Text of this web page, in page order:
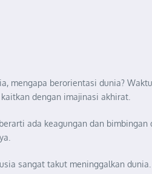
mengapa berorientasi dunia?
dengan imajinasi akhirat.
ada keagungan dan
sangat takut meninggalkan